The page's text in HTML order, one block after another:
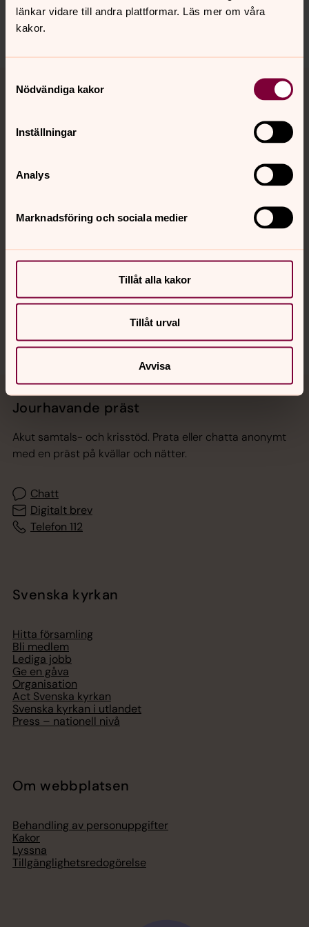
länkar vidare till andra plattformar. Läs mer om våra
kakor.
Nödvändiga kakor
Inställningar
Analys
Marknadsföring och sociala medier
Tillåt alla kakor
Tillåt urval
Avvisa
sanktstaffans.forsamling@svenskakyrkan.se
Dela
Kontakt
Hitta snabbt
Sociala kanaler
Jourhavande präst
Akut samtals- och krisstöd. Prata eller chatta anonymt
med en präst på kvällar och nätter.
Chatt
Digitalt brev
Telefon 112
Svenska kyrkan
Hitta församling
Bli medlem
Lediga jobb
Ge en gåva
Organisation
Act Svenska kyrkan
Svenska kyrkan i utlandet
Press – nationell nivå
Om webbplatsen
Behandling av personuppgifter
Kakor
Lyssna
Tillgänglighetsredogörelse